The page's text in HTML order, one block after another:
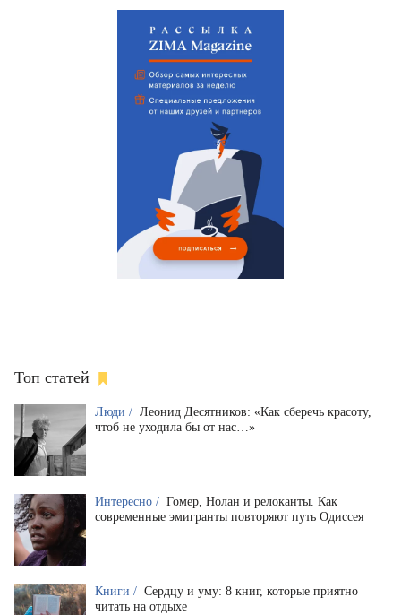
Топ статей
Люди / Леонид Десятников: «Как сберечь красоту,
чтоб не уходила бы от нас…»
Интересно / Гомер, Нолан и релоканты. Как
современные эмигранты повторяют путь Одиссея
Книги / Сердцу и уму: 8 книг, которые приятно
читать на отдыхе